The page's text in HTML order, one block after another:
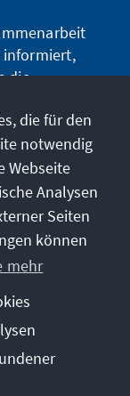
informiert,
die
in deutscher
die für den
notwendig
Webseite
Analysen
Seiten
können
mehr